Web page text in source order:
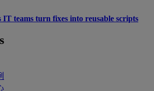
IT teams turn fixes into reusable scripts